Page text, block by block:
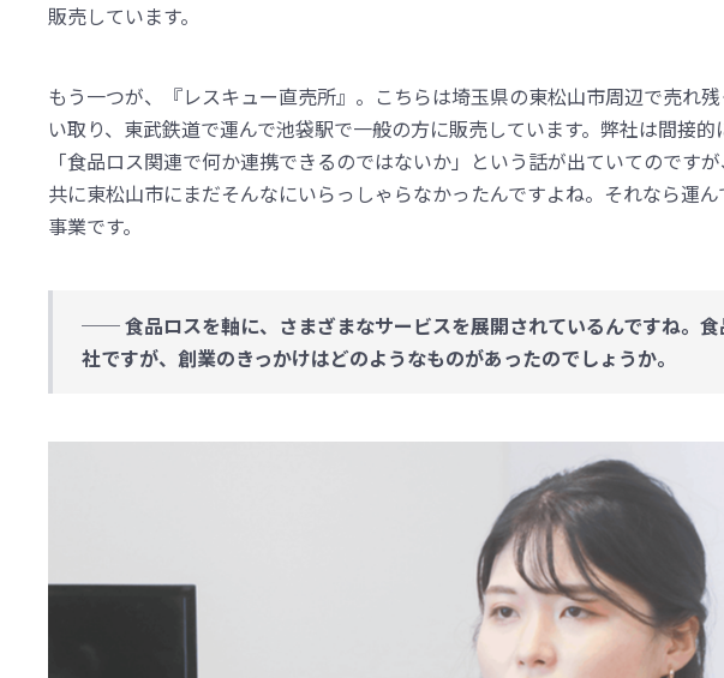
販売しています。
もう一つが、『レスキュー直売所』。こちらは埼玉県の東松山市周辺で売れ
い取り、東武鉄道で運んで池袋駅で一般の方に販売しています。弊社は間接的
「食品ロス関連で何か連携できるのではないか」という話が出ていてのです
共に東松山市にまだそんなにいらっしゃらなかったんですよね。それなら運
事業です。
── 食品ロスを軸に、さまざまなサービスを展開されているんですね。
社ですが、創業のきっかけはどのようなものがあったのでしょうか。